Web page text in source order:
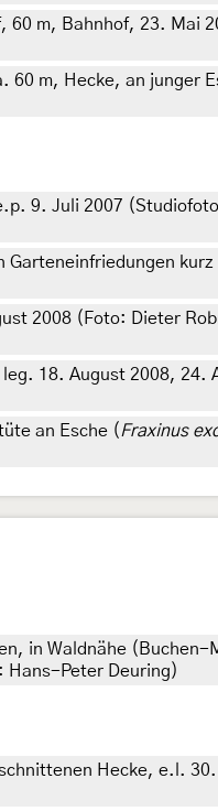
m, Bahnhof, 23. Mai
60 m, Hecke, an junger
9. Juli 2007
Garteneinfriedungen kurz
2008 (Foto: Dieter
18. August 2008, 24.
an Esche (Fraxinus
in Waldnähe (Buchen-
Hans-Peter Deuring)
Hecke, e.l.